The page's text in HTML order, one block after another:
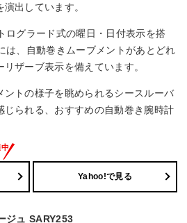
出しています。
ログラード式の曜日・日付表示を搭
は、自動巻きムーブメントがあとどれ
ザーブ表示を備えています。
ントの様子を眺められるシースルーバ
じられる、おすすめの自動巻き腕時計
Yahoo!で見る
ジュ SARY253